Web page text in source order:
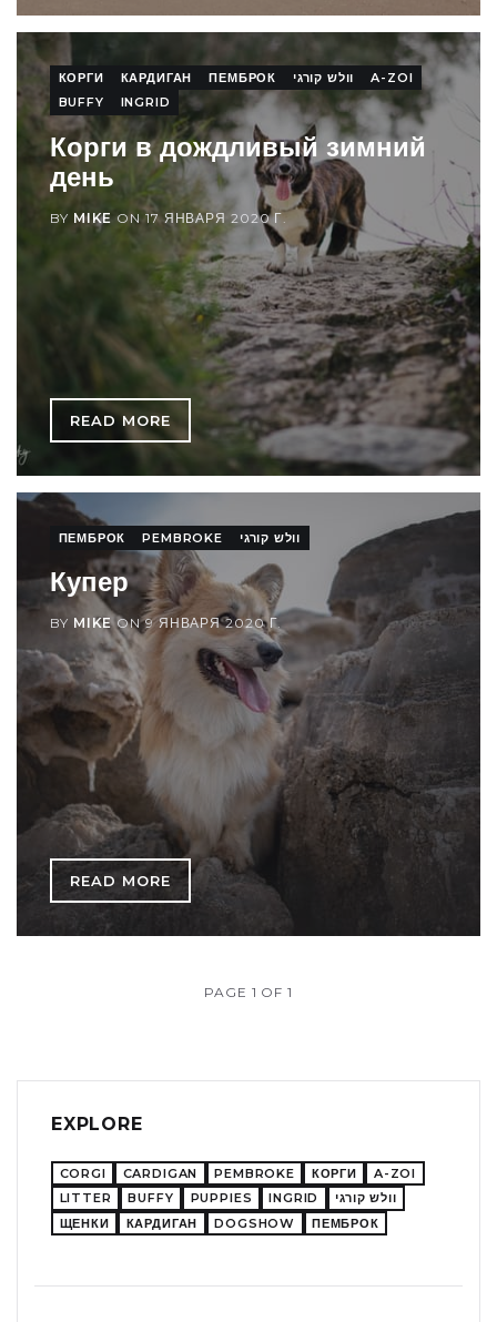
КОРГИ КАРДИГАН ПЕМБРОК וולש קורגי
A-ZOI
BUFFY
INGRID
Корги в дождливый зимний
день
BY MIKEON17 ЯНВАРЯ 2020 Г.
READ MORE
ПЕМБРОК PEMBROKE וולש קורגי
Купер
BY MIKEON9 ЯНВАРЯ 2020 Г.
READ MORE
PAGE 1 OF 1
EXPLORE
CORGI CARDIGAN PEMBROKE КОРГИ
A-ZOI
LITTER
BUFFY PUPPIES INGRID
וולש קורגי
ЩЕНКИ
КАРДИГАН DOGSHOW ПЕМБРОК